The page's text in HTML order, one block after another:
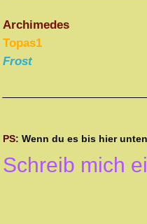
Archimedes
Topas1
Frost
PS: Wenn du es bis hier
Schreib mich